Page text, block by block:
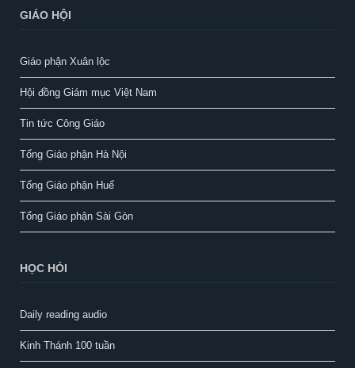
GIÁO HỘI
Giáo phận Xuân lộc
Hội đồng Giám mục Việt Nam
Tin tức Công Giáo
Tổng Giáo phận Hà Nội
Tổng Giáo phận Huế
Tổng Giáo phận Sài Gòn
HỌC HỎI
Daily reading audio
Kinh Thánh 100 tuần